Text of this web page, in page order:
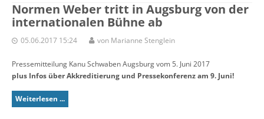
Normen Weber tritt in Augsburg von der
internationalen Bühne ab
05.06.2017 15:24 von Marianne Stenglein
Pressemitteilung Kanu Schwaben Augsburg vom 5. Juni 2017
plus Infos über Akkreditierung und Pressekonferenz am 9. Juni!
Weiterlesen ...